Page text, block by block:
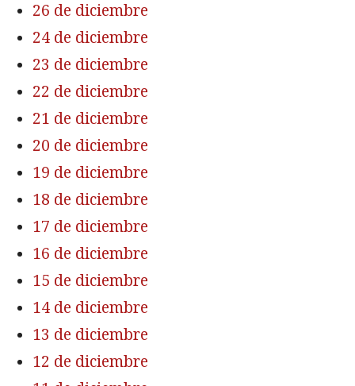
26 de diciembre
24 de diciembre
23 de diciembre
22 de diciembre
21 de diciembre
20 de diciembre
19 de diciembre
18 de diciembre
17 de diciembre
16 de diciembre
15 de diciembre
14 de diciembre
13 de diciembre
12 de diciembre